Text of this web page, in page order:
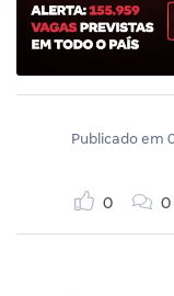
Publicado em
0 0